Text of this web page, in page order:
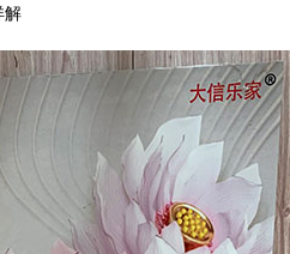
解